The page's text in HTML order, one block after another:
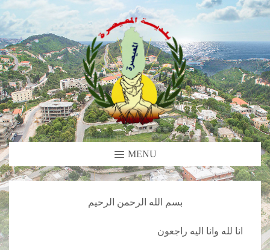
MENU
بسم الله الرحمن الرحيم
انا لله وانا اليه راجعون